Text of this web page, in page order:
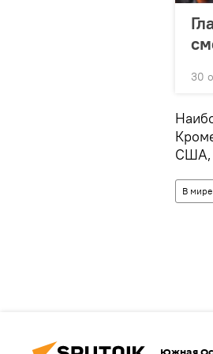
30
США,
В мире